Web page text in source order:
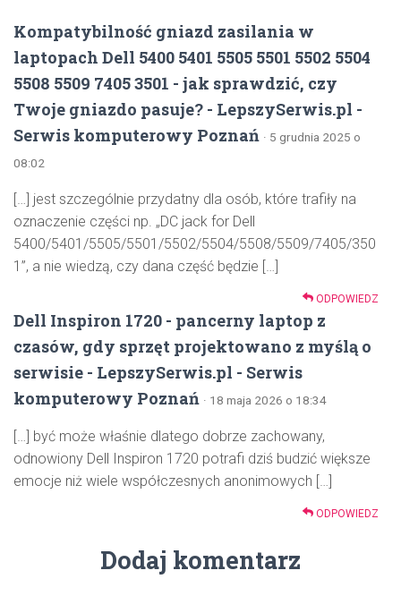
Kompatybilność gniazd zasilania w
laptopach Dell 5400 5401 5505 5501 5502 5504
5508 5509 7405 3501 - jak sprawdzić, czy
Twoje gniazdo pasuje? - LepszySerwis.pl -
Serwis komputerowy Poznań · 5 grudnia 2025 o
08:02
[…] jest szczególnie przydatny dla osób, które trafiły na
oznaczenie części np. „DC jack for Dell
5400/5401/5505/5501/5502/5504/5508/5509/7405/350
1”, a nie wiedzą, czy dana część będzie […]
ODPOWIEDZ
Dell Inspiron 1720 - pancerny laptop z
czasów, gdy sprzęt projektowano z myślą o
serwisie - LepszySerwis.pl - Serwis
komputerowy Poznań · 18 maja 2026 o 18:34
[…] być może właśnie dlatego dobrze zachowany,
odnowiony Dell Inspiron 1720 potrafi dziś budzić większe
emocje niż wiele współczesnych anonimowych […]
ODPOWIEDZ
Dodaj komentarz